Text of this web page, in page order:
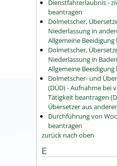
Dienstfahrerlaubnis -
beantragen
Dolmetscher,
Niederlassung in
Allgemeine
Dolmetscher,
Niederlassung in
Allgemeine
Dolmetscher- und
(DÜD) - Aufnahme bei
Tätigkeit beantragen
Übersetzer aus
Durchführung von
beantragen
zurück nach oben
E